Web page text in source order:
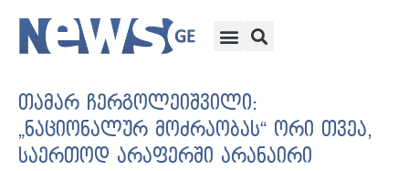
თამარ ჩერგოლეიშვილი:
„ნაციონალურ მოძრაობას“ ორი თვეა,
საერთოდ არაფერში არანაირი